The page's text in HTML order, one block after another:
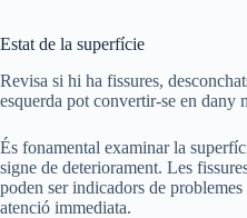
Estat de la superfície
Revisa si hi ha fissures,
esquerda pot convertir-se en dany
És fonamental examinar la
signe de deteriorament. Les
poden ser indicadors de
atenció immediata.